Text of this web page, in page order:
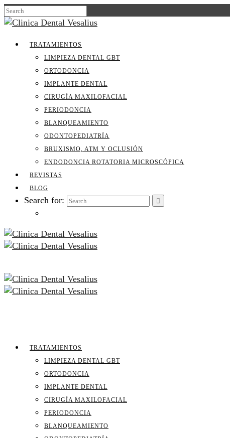
TRATAMIENTOS
LIMPIEZA DENTAL GBT
ORTODONCIA
IMPLANTE DENTAL
CIRUGÍA MAXILOFACIAL
PERIODONCIA
BLANQUEAMIENTO
ODONTOPEDIATRÍA
BRUXISMO, ATM Y OCLUSIÓN
ENDODONCIA ROTATORIA MICROSCÓPICA
REVISTAS
BLOG
Search for:
TRATAMIENTOS
LIMPIEZA DENTAL GBT
ORTODONCIA
IMPLANTE DENTAL
CIRUGÍA MAXILOFACIAL
PERIODONCIA
BLANQUEAMIENTO